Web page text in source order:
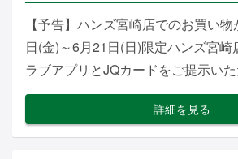
【予告】ハンズ宮崎店でのお買い
日(金)～6月21日(日)限定ハンズ宮崎
ラブアプリとJQカードをご提示い
詳細を見る